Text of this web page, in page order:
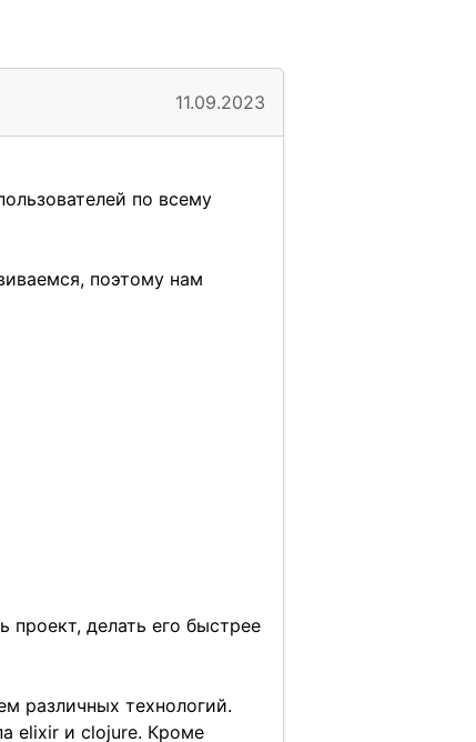
11.09.2023
по всему
поэтому нам
проект, делать его быстрее
различных технологий.
elixir и clojure. Кроме